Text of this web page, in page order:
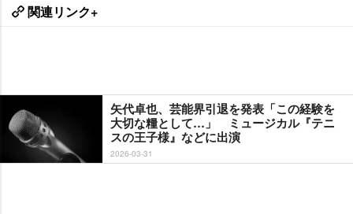
関連リンク+
矢代卓也、芸能界引退を発表「この経験を
大切な糧として…」 ミュージカル『テニ
スの王子様』などに出演
2026-03-31